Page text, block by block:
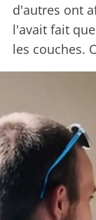
d'autres ont
l'avait fait
les couches.